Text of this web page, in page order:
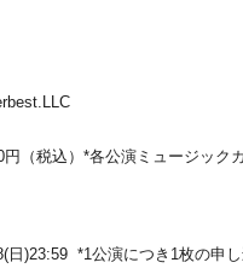
（税込）*各公演ミュージック
日)23:59 *1公演につき1枚の申